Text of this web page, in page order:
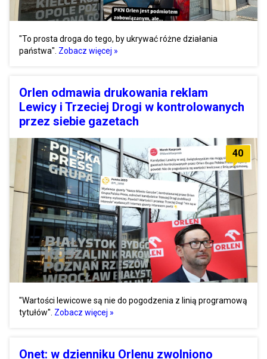
"To prosta droga do tego, by ukrywać różne działania
państwa". Zobacz więcej »
Orlen odmawia drukowania reklam
Lewicy i Trzeciej Drogi w kontrolowanych
przez siebie gazetach
40
"Wartości lewicowe są nie do pogodzenia z linią programową
tytułów". Zobacz więcej »
Onet: w dzienniku Orlenu zwolniono